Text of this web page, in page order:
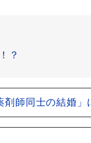
？
師同士の結婚」